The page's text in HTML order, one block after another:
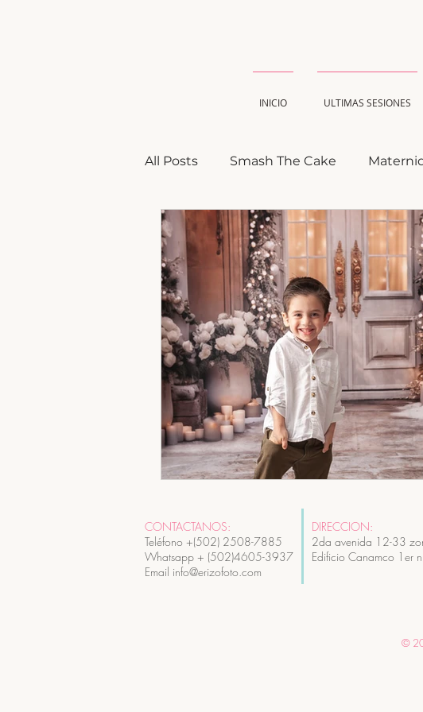
INICIO ULTIMAS SESIONES
All Posts Smash The Cake
DIRECCION:
2da avenida 12-33
Edificio Canamco 1er
CONTACTANOS:
Teléfono +(502) 2508-7885
Whatsapp + (502)4605-3937
Email info@erizofoto.com
©